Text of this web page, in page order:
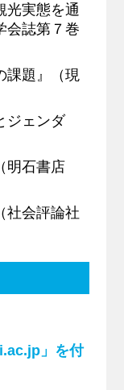
光実態を通
会誌第７巻
課題』（現
ジェンダ
明石書店
社会評論社
」を付